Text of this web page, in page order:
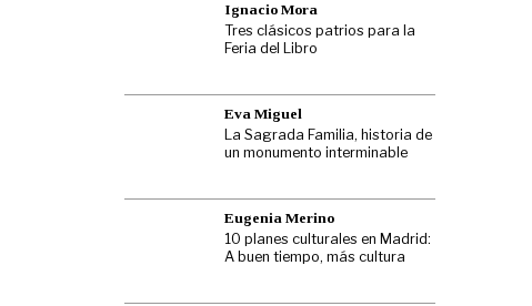
Ignacio Mora
Tres clásicos patrios para la
Feria del Libro
Eva Miguel
La Sagrada Familia, historia de
un monumento interminable
Eugenia Merino
10 planes culturales en Madrid:
A buen tiempo, más cultura